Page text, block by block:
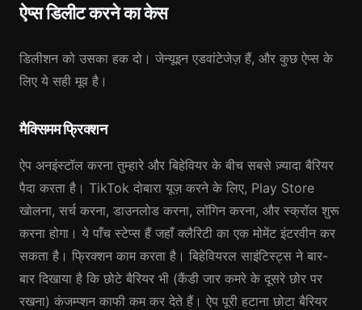
ऐप्स डिलीट करने का केस
डिलीशन को उसका हक दो। जेन्यूइन एडवांटेजेज़ हैं, और कुछ ऐप्स के
लिए ये सही मूव है।
मैक्सिमम फ्रिक्शन
ऐप अनइंस्टॉल करना तुम्हारे और बिहेवियर के बीच सबसे ज़्यादा बैरियर
पैदा करता है। TikTok दोबारा यूज़ करने के लिए, Play Store
खोलना, सर्च करना, डाउनलोड करना, लॉगिन करना, और स्क्रॉल शुरू
करना होगा। ये पाँच स्टेप्स हैं जहाँ क्लैरिटी का एक मोमेंट इंटरवीन कर
सकता है। फ्रिक्शन काम करता है। बिहेवियरल साइंटिस्ट्स ने बार-
बार दिखाया है कि छोटे बैरियर भी (कैंडी जार कमरे के दूसरे छोर पर
रखना) कंजम्प्शन काफी कम कर देते हैं। ऐप पूरी हटाना छोटा बैरियर